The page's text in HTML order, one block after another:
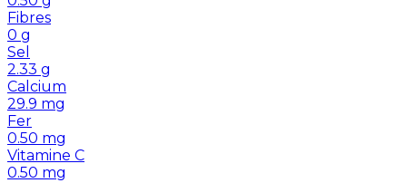
Fibres
0 g
Sel
2.33 g
Calcium
29.9 mg
Fer
0.50 mg
Vitamine C
0.50 mg